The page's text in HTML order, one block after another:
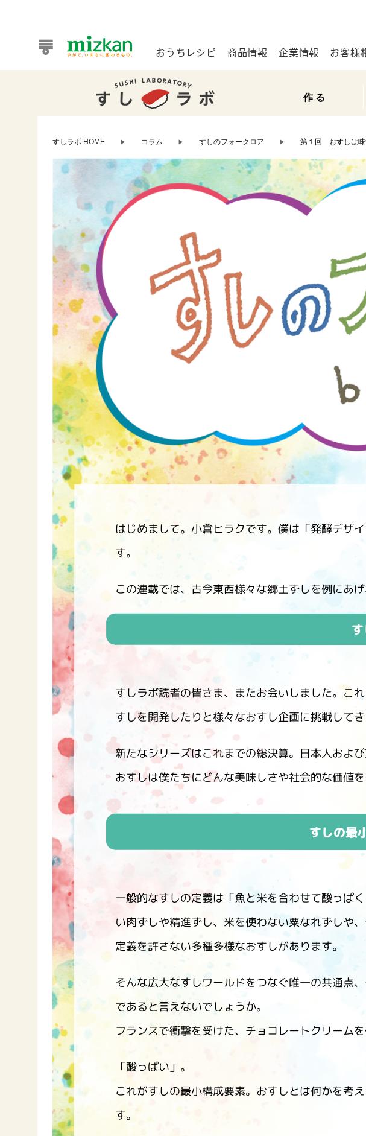
おうちレシピ
おうちレシピ
また食べたいが見つかる。ミツカンからのおすすめレシピをご紹介します。
おうちレシピ トップ
商品情報
商品情報 トップ
スープ 中華
Fibee（ファイビ
く
企業情報
企業情報 トップ
ミツカ
業理念
す。
ミツカ
り組みを
す。
MIM
ミツカ
歴史など
型博物館
キッ
ん酢工
ンです。
お客様
お客様相談センター トップ
ミツカン公式通販 作 る
すしラボ HOME ▶ コラム ▶ すしのフォークロア ▶ 第１回 おすしは味
はじめまして。小倉ヒラクです。僕は「発酵デザ
す。
この連載では、古今東西様々な郷土ずしを例にあ
すしラボ読者の皆さま、またお会いしました。こ
すしを開発したりと様々なおすし企画に挑戦してき
新たなシリーズはこれまでの総決算。日本人およ
おすしは僕たちにどんな美味しさや社会的な価値
すしの最
一般的なすしの定義は「魚と米を合わせて酸っぱ
い肉ずしや精進ずし、米を使わない粟なれずしや
定義を許さない多種多様なおすしがあります。
そんな広大なすしワールドをつなぐ唯一の共通点
であると言えないでしょうか。
フランスで衝撃を受けた、チョコレートクリーム
「酸っぱい」。
これがすしの最小構成要素。おすしとは何かを考
す。